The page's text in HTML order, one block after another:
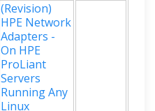
(Revision)
HPE Network
Adapters -
On HPE
ProLiant
Servers
Running Any
Linux